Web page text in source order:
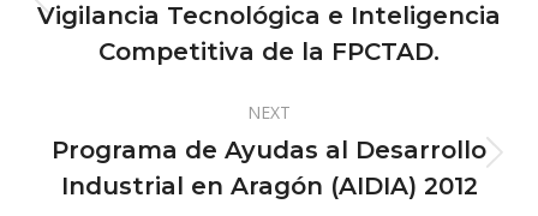
Previous
post:
Vigilancia Tecnológica e Inteligencia
Competitiva de la FPCTAD.
NEXT
Next
post:
Programa de Ayudas al Desarrollo
Industrial en Aragón (AIDIA) 2012